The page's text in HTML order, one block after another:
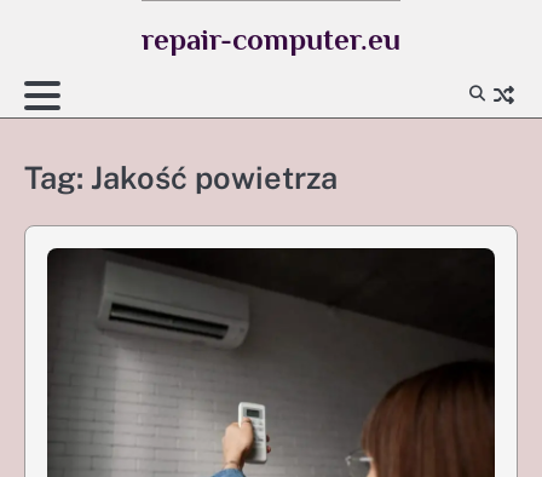
repair-computer.eu
Tag: Jakość powietrza